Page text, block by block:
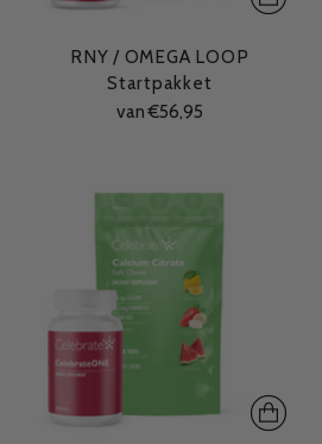
RNY / OMEGA LOOP
Startpakket
van €56,95